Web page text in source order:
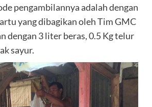
pengambilannya adalah dengan
yang dibagikan oleh Tim GMC
dengan 3 liter beras, 0.5 Kg telur
sayur.